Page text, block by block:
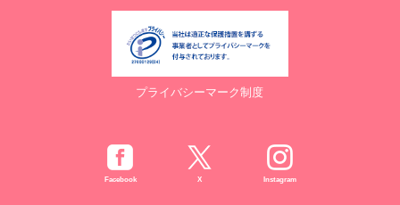
プライバシーマーク制度
Facebook X Instagram